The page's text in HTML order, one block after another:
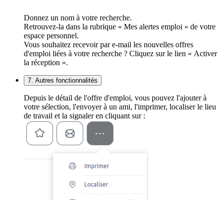
Donnez un nom à votre recherche.
Retrouvez-la dans la rubrique « Mes alertes emploi » de votre
espace personnel.
Vous souhaitez recevoir par e-mail les nouvelles offres
d'emploi liées à votre recherche ? Cliquez sur le lien « Activer
la réception ».
7. Autres fonctionnalités
Depuis le détail de l'offre d'emploi, vous pouvez l'ajouter à
votre sélection, l'envoyer à un ami, l'imprimer, localiser le lieu
de travail et la signaler en cliquant sur :